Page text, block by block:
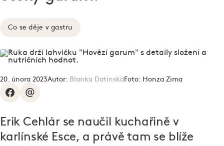
Co se děje v gastru
20. února 2023Autor: Blanka DatinskáFoto: Honza Zima
Erik Cehlár se naučil kuchařině v
karlínské Esce, a právě tam se blíže